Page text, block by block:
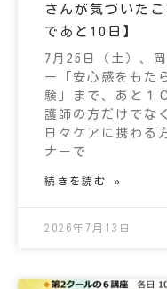
さんが気づいた
であと10日】
7月25日（土）、
ー「安心感をもた
験」まで、あと１
護師の方だけでな
日々ケアに携わる
ナーで
続きを読む »
2026年7月13日